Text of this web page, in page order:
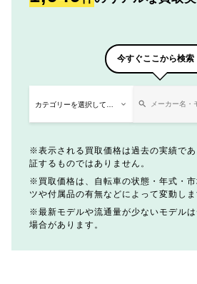
今すぐここから検索
表示される買取価格は過去の実績で
証するものではありません。
買取価格は、自転車の状態・年式・
ツや付属品の有無などによって変動しま
最新モデルや流通量が少ないモデル
場合があります。